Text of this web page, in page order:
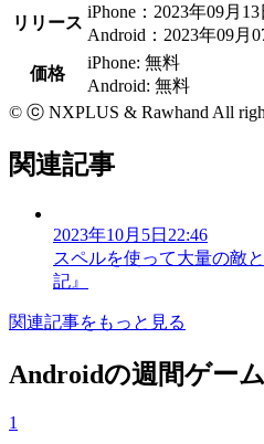
リリース
iPhone：2023年09月13
Android：2023年09月
価格
iPhone: 無料
Android: 無料
© ⓒ NXPLUS & Rawhand All
関連記事
2023年10月5日22:46
スペルを使って大量の敵
記』
関連記事をもっと見る
Androidの週間ゲー
1